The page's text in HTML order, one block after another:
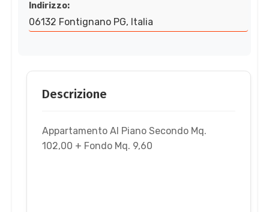
Indirizzo:
06132 Fontignano PG, Italia
Descrizione
Appartamento Al Piano Secondo Mq.
102,00 + Fondo Mq. 9,60